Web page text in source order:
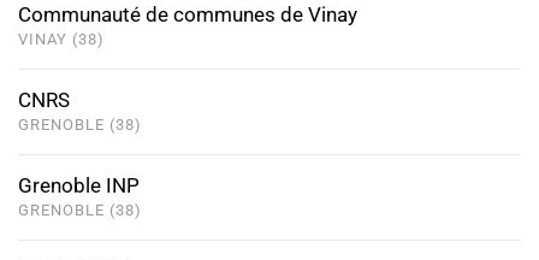
Communauté de communes de Vinay
VINAY (38)
CNRS
GRENOBLE (38)
Grenoble INP
GRENOBLE (38)